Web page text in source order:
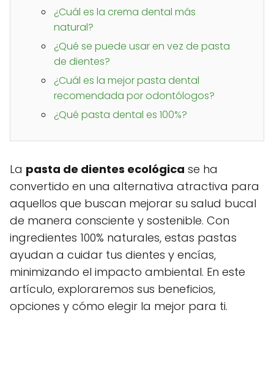
¿Cuál es la crema dental más
natural?
¿Qué se puede usar en vez de pasta
de dientes?
¿Cuál es la mejor pasta dental
recomendada por odontólogos?
¿Qué pasta dental es 100%?
La pasta de dientes ecológica se ha
convertido en una alternativa atractiva para
aquellos que buscan mejorar su salud bucal
de manera consciente y sostenible. Con
ingredientes 100% naturales, estas pastas
ayudan a cuidar tus dientes y encías,
minimizando el impacto ambiental. En este
artículo, exploraremos sus beneficios,
opciones y cómo elegir la mejor para ti.